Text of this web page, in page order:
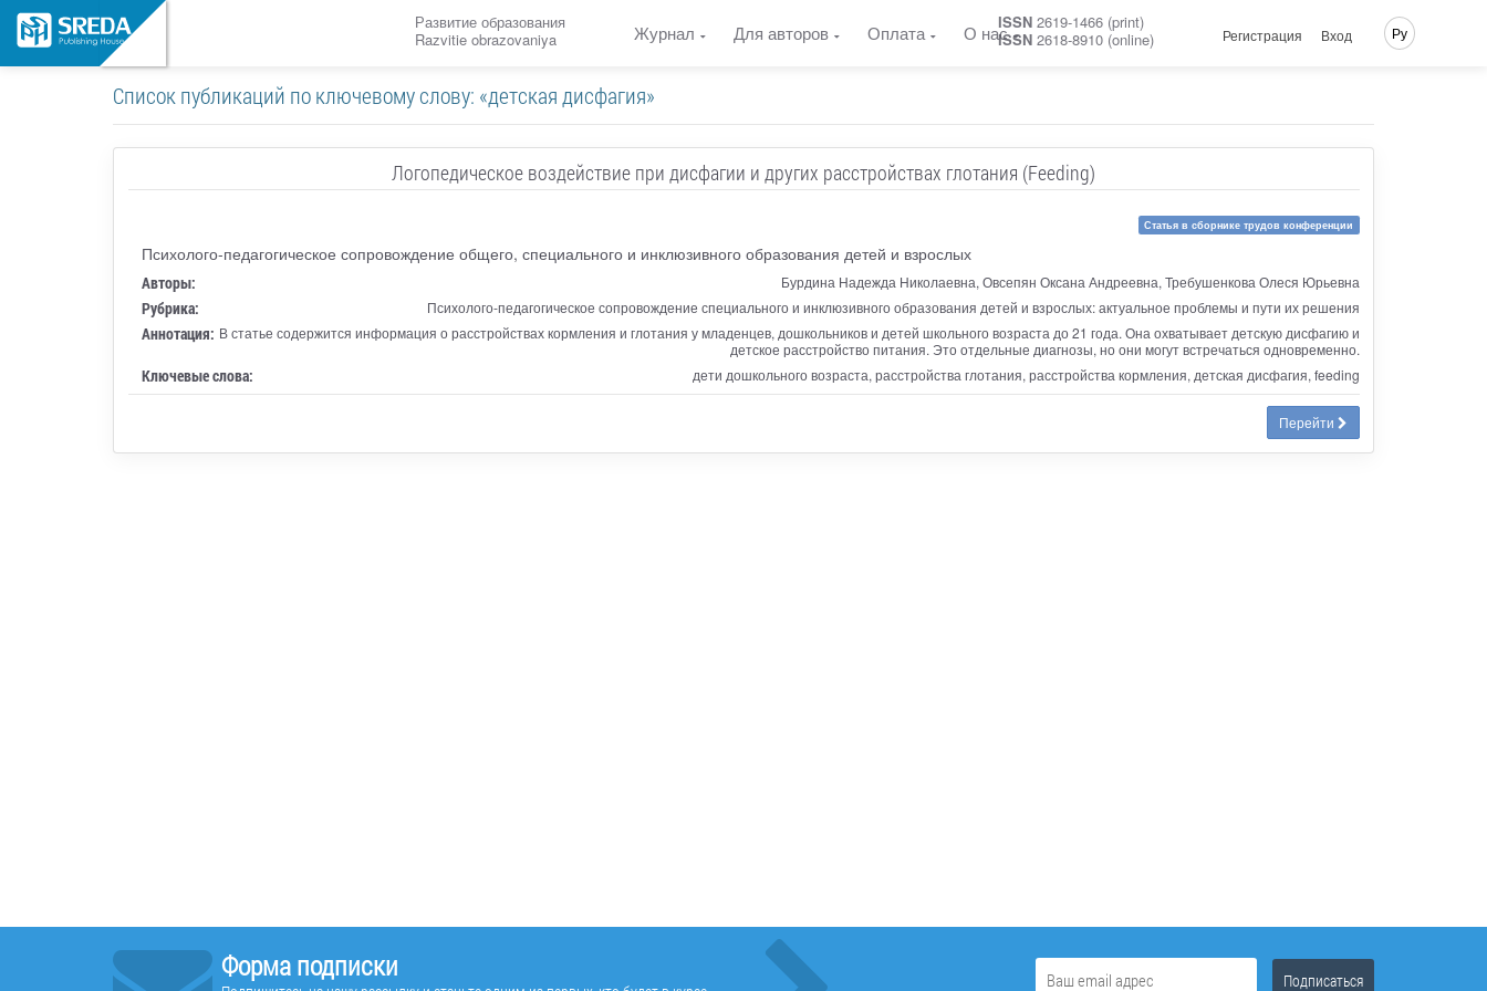
Развитие образования
Razvitie obrazovaniya
Журнал Для авторов Оплата О насISSN 2619-1466 (print)
ISSN 2618-8910 (online) Регистрация Вход Ру
Список публикаций по ключевому слову: «детская дисфагия»
Логопедическое воздействие при дисфагии и других расстройствах глотания (Feeding)
Статья в сборнике трудов конференции
Психолого-педагогическое сопровождение общего, специального и инклюзивного образования детей и взрослых
Авторы: Бурдина Надежда Николаевна, Овсепян Оксана Андреевна, Требушенкова Олеся Юрьевна
Рубрика: Психолого-педагогическое сопровождение специального и инклюзивного образования детей и взрослых: актуальное проблемы и пути их решения
Аннотация: В статье содержится информация о расстройствах кормления и глотания у младенцев, дошкольников и детей школьного возраста до 21 года. Она охватывает детскую дисфагию и
детское расстройство питания. Это отдельные диагнозы, но они могут встречаться одновременно.
Ключевые слова: дети дошкольного возраста, расстройства глотания, расстройства кормления, детская дисфагия, feeding
Перейти
Форма подписки